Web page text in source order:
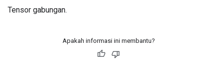
Tensor gabungan.
Apakah informasi ini membantu?